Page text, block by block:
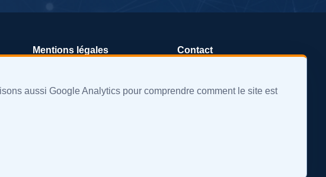
Mentions légales
Politique de cookies
Contact
+359 888 855 879
aussi Google Analytics pour comprendre comment le site est